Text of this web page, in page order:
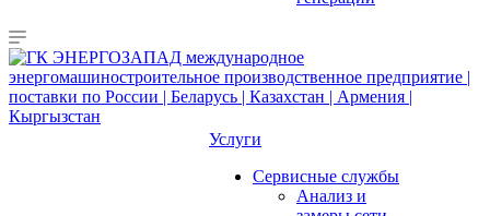
Услуги
Сервисные службы
Анализ и